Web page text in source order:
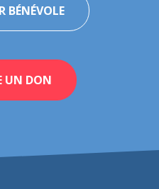
BÉNÉVOLE
UN DON